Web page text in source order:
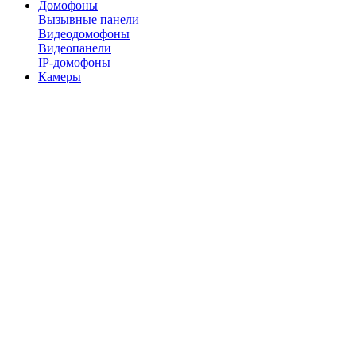
Домофоны
Вызывные панели
Видеодомофоны
Видеопанели
IP-домофоны
Камеры